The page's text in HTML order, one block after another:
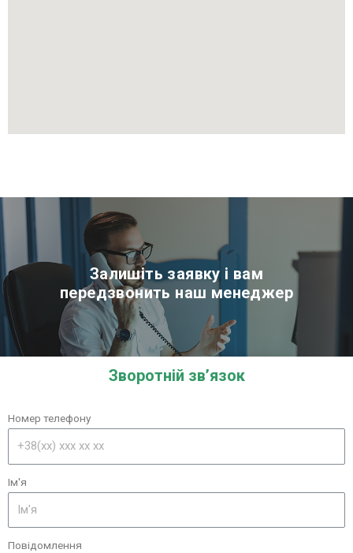
Зворотній зв’язок
Номер телефону
Ім'я
Повідомлення
Залишіть заявку і вам
передзвонить наш менеджер